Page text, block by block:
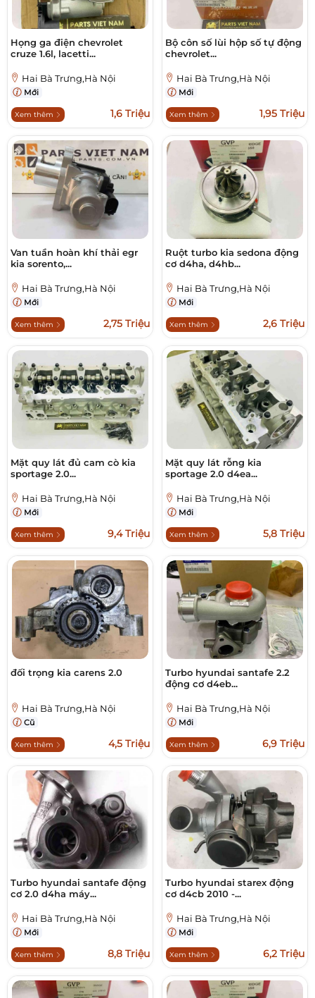
Họng ga điện chevrolet
cruze 1.6l, lacetti...
Hai Bà Trưng,Hà Nội
Mới
Xem thêm 1,6 Triệu
Bộ côn số lùi hộp số tự động
chevrolet...
Hai Bà Trưng,Hà Nội
Mới
Xem thêm 1,95 Triệu
Van tuần hoàn khí thải egr
kia sorento,...
Hai Bà Trưng,Hà Nội
Mới
Xem thêm 2,75 Triệu
Ruột turbo kia sedona động
cơ d4ha, d4hb...
Hai Bà Trưng,Hà Nội
Mới
Xem thêm 2,6 Triệu
Mặt quy lát đủ cam cò kia
sportage 2.0...
Hai Bà Trưng,Hà Nội
Mới
Xem thêm 9,4 Triệu
Mặt quy lát rỗng kia
sportage 2.0 d4ea...
Hai Bà Trưng,Hà Nội
Mới
Xem thêm 5,8 Triệu
đối trọng kia carens 2.0
Hai Bà Trưng,Hà Nội
Cũ
Xem thêm 4,5 Triệu
Turbo hyundai santafe 2.2
động cơ d4eb...
Hai Bà Trưng,Hà Nội
Mới
Xem thêm 6,9 Triệu
Turbo hyundai santafe động
cơ 2.0 d4ha máy...
Hai Bà Trưng,Hà Nội
Mới
Xem thêm 8,8 Triệu
Turbo hyundai starex động
cơ d4cb 2010 -...
Hai Bà Trưng,Hà Nội
Mới
Xem thêm 6,2 Triệu